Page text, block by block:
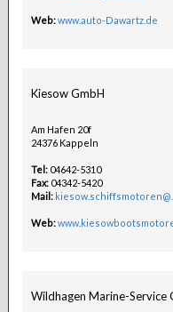
Web:www.auto-Dawartz.de
Kiesow GmbH
Am Hafen 20f
24376 Kappeln
Tel:04642-5310
Fax:04342-5420
Mail: kiesow.schiffsmotoren@...
Web:
Wildhagen Marine-Service